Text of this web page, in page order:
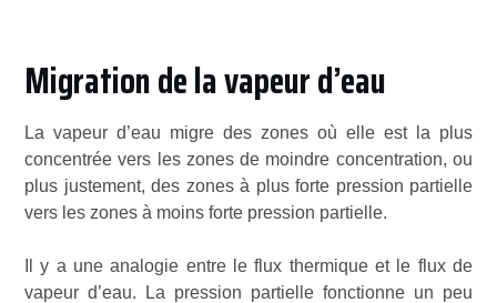
Migration de la vapeur d’eau
La vapeur d’eau migre des zones où elle est la plus
concentrée vers les zones de moindre concentration, ou
plus justement, des zones à plus forte pression partielle
vers les zones à moins forte pression partielle.
Il y a une analogie entre le flux thermique et le flux de
vapeur d’eau. La pression partielle fonctionne un peu